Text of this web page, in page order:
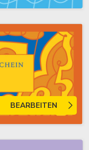
BEARBEITEN